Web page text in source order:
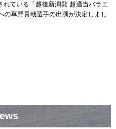
れている「越後新潟発 超適当バラエ
の草野貴哉選手の出演が決定しまし